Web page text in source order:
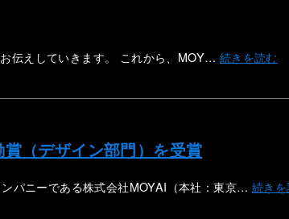
伝えしていきます。 これから、MOY… 続きを読む
（デザイン部門）を受賞
パニーである株式会社MOYAI（本社：東京… 続き